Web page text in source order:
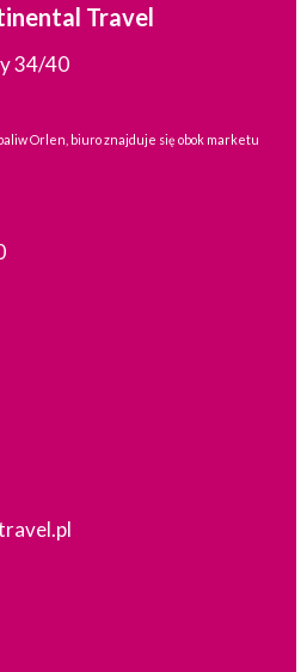
Travel
34/40
Orlen, biuro znajduje się obok marketu